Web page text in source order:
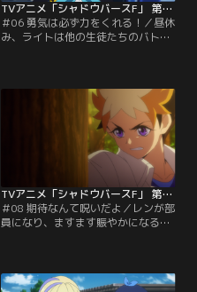
TVアニメ「シャドウバースF」 第06話
＃06 勇気は必ず力をくれる！／昼休
み、ライトは他の生徒たちのバトル
ドでは、今日も運動部顔負けのラン
ニングが行われていた。その中でも
抜きんでて走っているのは、1年生
の風祭レン。しかし、彼女の表情に
TVアニメ「シャドウバースF」 第08話
＃08 期待なんて呪いだよ／レンが部
員になり、ますます賑やかになるセ
せていた。高ぶる気持ちが爆発し、